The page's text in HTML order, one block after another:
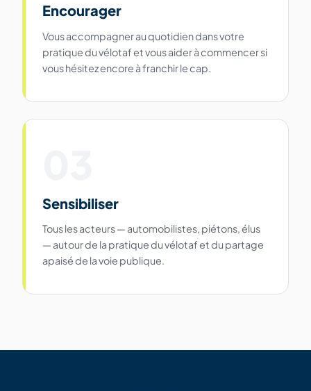
Encourager
Vous accompagner au quotidien dans votre
pratique du vélotaf et vous aider à commencer si
vous hésitez encore à franchir le cap.
Sensibiliser
Tous les acteurs — automobilistes, piétons, élus
— autour de la pratique du vélotaf et du partage
apaisé de la voie publique.